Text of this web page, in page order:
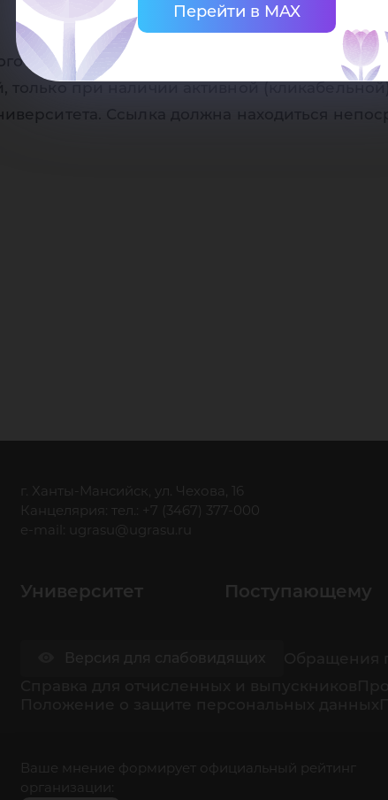
Перейти в MAX
государственного университета
только при наличии активной
Ссылка должна находиться
г. Ханты-Мансийск, ул. Чехова, 16
Канцелярия: тел.: +7 (3467) 377-000
e-mail:
ugrasu@ugrasu.ru
Университет Поступающему
Ваше мнение формирует официальный рейтинг
организации: